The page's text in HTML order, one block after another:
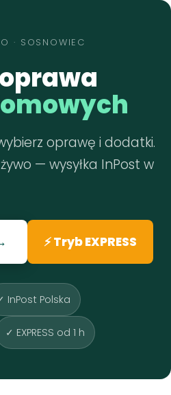
· SOSNOWIEC
oprawę i dodatki.
— wysyłka InPost w
⚡ Tryb EXPRESS
InPost Polska
✓ EXPRESS od 1 h